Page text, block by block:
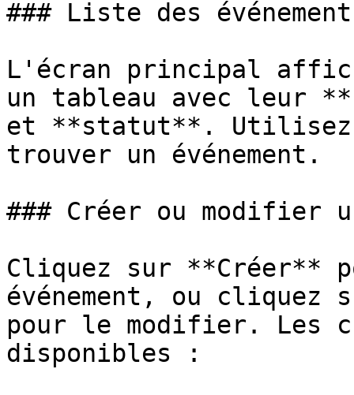
### Liste des
L'écran principal
un tableau avec leur
et **statut**. Utilisez
trouver un événement.
### Créer ou modifier
Cliquez sur **Créer**
événement, ou cliquez
pour le modifier. Les
disponibles :